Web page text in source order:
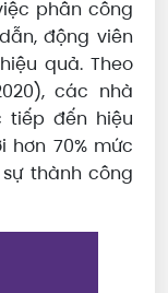
phân công
động viên
quả. Theo
các nhà
tiếp đến hiệu
hơn 70% mức
thành công